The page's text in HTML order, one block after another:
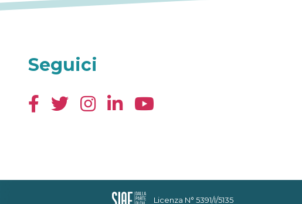
Seguici
Licenza N° 5391/I/5135